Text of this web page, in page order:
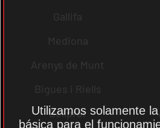
Gallifa
Mediona
Arenys de Munt
Bigues i Riells
Bellprat
Utilizamos solamente
básica para el